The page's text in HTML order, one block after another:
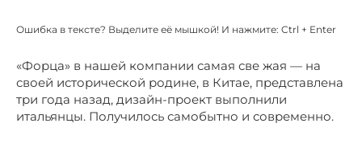
Ошибка в тексте? Выделите её мышкой! И нажмите: Ctrl + Enter
«Форца» в нашей компании самая све жая — на
своей исторической родине, в Китае, представлена
три года назад, дизайн-проект выполнили
итальянцы. Получилось самобытно и современно.